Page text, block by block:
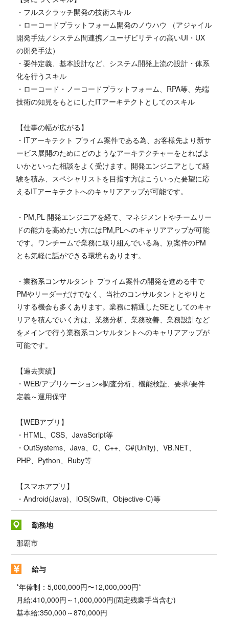
・フルスクラッチ開発の技術スキル
・ローコードプラットフォーム開発のノウハウ （アジャイル
開発手法／システム間連携／ユーザビリティの高いUI・UX
の開発手法）
・要件定義、基本設計など、システム開発上流の設計・体系
化を行うスキル
・ローコード・ノーコードプラットフォーム、RPA等、先端
技術の知見をもとにしたITアーキテクトとしてのスキル
【仕事の幅が広がる】
・ITアーキテクト プライム案件である為、お客様先より新サ
ービス展開のためにどのようなアーキテクチャーをとればよ
いかといった相談をよく受けます。開発エンジニアとして経
験を積み、スペシャリストを目指す方はこういった要望に応
えるITアーキテクトへのキャリアアップが可能です。
・PM,PL 開発エンジニアを経て、マネジメントやチームリー
ドの能力を高めたい方にはPM,PLへのキャリアアップが可能
です。ワンチームで業務に取り組んでいる為、別案件のPM
とも気軽に話ができる環境もあります。
・業務系コンサルタント プライム案件の開発を進める中で
PMやリーダーだけでなく、当社のコンサルタントとやりと
りする機会も多くあります。業務に精通したSEとしてのキャ
リアを積んでいく方は、業務分析、業務改善、業務設計など
をメインで行う業務系コンサルタントへのキャリアアップが
可能です。
【過去実績】
・WEB/アプリケーション※調査分析、機能検証、要求/要件
定義～運用保守
【WEBアプリ】
・HTML、CSS、JavaScript等
・OutSystems、Java、C、C++、C#(Unity)、VB.NET、
PHP、Python、Ruby等
【スマホアプリ】
・Android(Java)、iOS(Swift、Objective-C)等
勤務地
那覇市
給与
*年俸制：5,000,000円〜12,000,000円*
月給:410,000円～1,000,000円(固定残業手当含む)
基本給:350,000～870,000円